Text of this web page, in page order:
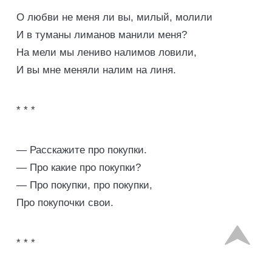
О любви не меня ли вы, милый, молили
И в туманы лиманов манили меня?
На мели мы лениво налимов ловили,
И вы мне меняли налим на линя.
* * *
— Расскажите про покупки.
— Про какие про покупки?
— Про покупки, про покупки,
Про покупочки свои.
* * *